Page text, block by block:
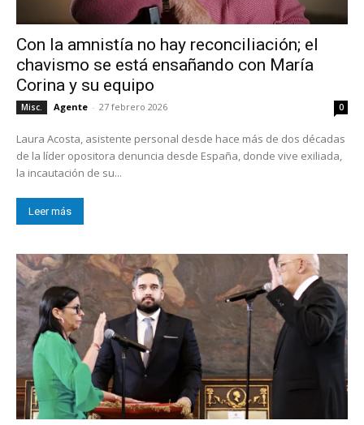
Con la amnistía no hay reconciliación; el
chavismo se está ensañando con María
Corina y su equipo
Misc. Agente - 27 febrero 2026 0
Laura Acosta, asistente personal desde hace más de dos décadas
de la líder opositora denuncia desde España, donde vive exiliada,
la incautación de su...
Leer más